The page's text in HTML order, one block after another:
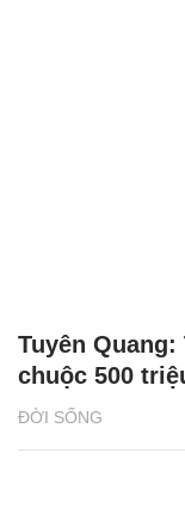
ĐỜI SỐNG
Tuyên
chuộc 500